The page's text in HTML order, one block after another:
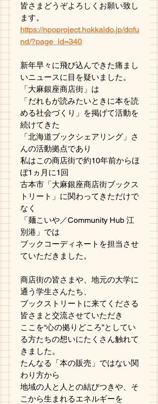
皆さまどうぞよろしくお願い致し
ます。
https://npoproject.hokkaido.jp/dofu
nd/?page_id=340
新年早々に飛び込んできた痛まし
いニュースに目を疑いました。
「大麻銀座商店街」は
「だれもが読みたいときに本を読
める社会づくり」を掲げて活動を
続けてきた
「北海道ブックシェアリング」さ
んの活動拠点であり
私はこの商店街で約10年前からほ
ぼ1ヵ月に1回
古本市「大麻銀座商店街ブックス
トリート」に関わってきただけで
なく
「麺こいや／Community Hub 江
別港」では
ブックコーディネートを担当させ
ていただきました。
商店街の皆さまや、地元の大学に
通う学生さんたち、
ブックストリートに来てくださる
皆さまと交流させていただき
ここを“心の拠りどころ”としてい
る方たちの想いにたくさん触れて
きました。
たんなる「本の販売」ではない関
わり方から
地域の人と人との結びつきや、そ
こから生まれるエネルギーを